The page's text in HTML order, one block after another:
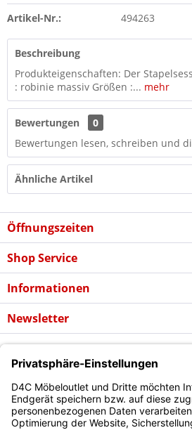
Artikel-Nr.: 494263
Beschreibung
Produkteigenschaften: Der
: robinie massiv Größen :... mehr
Bewertungen
0
Bewertungen lesen, schreiben und
Ähnliche Artikel
Öffnungszeiten
Shop Service
Informationen
Newsletter
* Alle Preise inkl. gesetzl. Mehrwertsteuer
ggf. Nachnahmegebühren, wenn
Copyright © d4c Möbel Outlet - Alle